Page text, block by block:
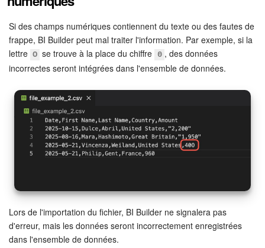
Si des champs numériques contiennent du texte ou des fautes de
frappe, BI Builder peut mal traiter l'information. Par exemple, si la
lettre O se trouve à la place du chiffre 0 , des données
incorrectes seront intégrées dans l'ensemble de données.
Lors de l'importation du fichier, BI Builder ne signalera pas
d'erreur, mais les données seront incorrectement enregistrées
dans l'ensemble de données.